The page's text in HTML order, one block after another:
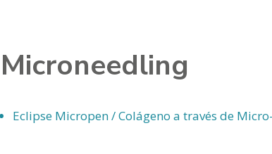
Microneedling
Eclipse Micropen / Colágeno a través de